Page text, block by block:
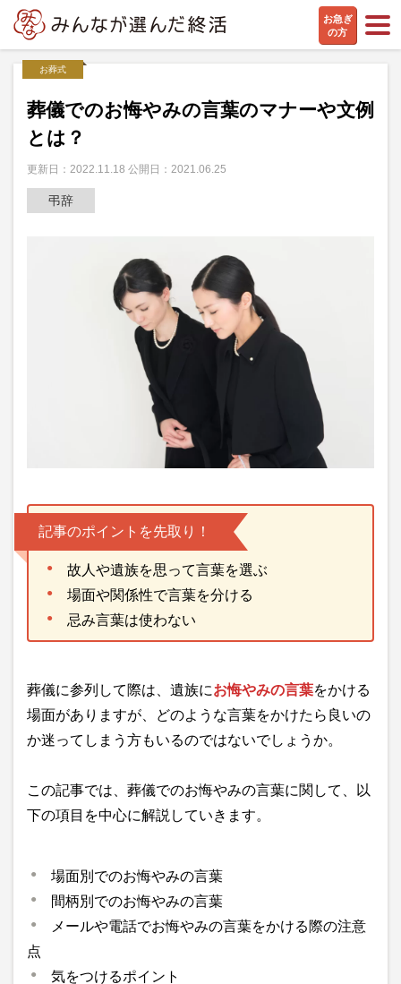
お急ぎ
の方
お葬式
葬儀でのお悔やみの言葉のマナーや文例
とは？
更新日：2022.11.18 公開日：2021.06.25
弔辞
記事のポイントを先取り！
故人や遺族を思って言葉を選ぶ
場面や関係性で言葉を分ける
忌み言葉は使わない
葬儀に参列して際は、遺族にお悔やみの言葉をかける
場面がありますが、どのような言葉をかけたら良いの
か迷ってしまう方もいるのではないでしょうか。
この記事では、葬儀でのお悔やみの言葉に関して、以
下の項目を中心に解説していきます。
場面別でのお悔やみの言葉
間柄別でのお悔やみの言葉
メールや電話でお悔やみの言葉をかける際の注意
点
気をつけるポイント